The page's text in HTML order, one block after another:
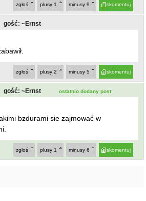
skomentuj
minusy 9
plusy 1
zgłoś
gość: ~Ernst
skomentuj
minusy 5
plusy 2
zgłoś
gość: ~Ernst ostatnio dodany post
bzdurami sie zajmować w
skomentuj
minusy 6
plusy 1
zgłoś